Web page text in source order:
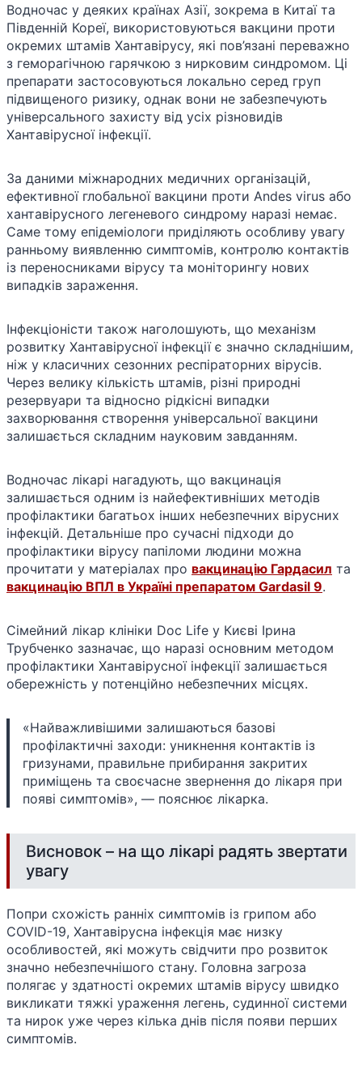
Водночас у деяких країнах Азії, зокрема в Китаї та
Південній Кореї, використовуються вакцини проти
окремих штамів Хантавірусу, які пов’язані переважно
з геморагічною гарячкою з нирковим синдромом. Ці
препарати застосовуються локально серед груп
підвищеного ризику, однак вони не забезпечують
універсального захисту від усіх різновидів
Хантавірусної інфекції.
За даними міжнародних медичних організацій,
ефективної глобальної вакцини проти Andes virus або
хантавірусного легеневого синдрому наразі немає.
Саме тому епідеміологи приділяють особливу увагу
ранньому виявленню симптомів, контролю контактів
із переносниками вірусу та моніторингу нових
випадків зараження.
Інфекціоністи також наголошують, що механізм
розвитку Хантавірусної інфекції є значно складнішим,
ніж у класичних сезонних респіраторних вірусів.
Через велику кількість штамів, різні природні
резервуари та відносно рідкісні випадки
захворювання створення універсальної вакцини
залишається складним науковим завданням.
Водночас лікарі нагадують, що вакцинація
залишається одним із найефективніших методів
профілактики багатьох інших небезпечних вірусних
інфекцій. Детальніше про сучасні підходи до
профілактики вірусу папіломи людини можна
прочитати у матеріалах про вакцинацію Гардасил та
вакцинацію ВПЛ в Україні препаратом Gardasil 9.
Сімейний лікар клініки Doc Life у Києві Ірина
Трубченко зазначає, що наразі основним методом
профілактики Хантавірусної інфекції залишається
обережність у потенційно небезпечних місцях.
«Найважливішими залишаються базові
профілактичні заходи: уникнення контактів із
гризунами, правильне прибирання закритих
приміщень та своєчасне звернення до лікаря при
появі симптомів», — пояснює лікарка.
Висновок – на що лікарі радять звертати
увагу
Попри схожість ранніх симптомів із грипом або
COVID-19, Хантавірусна інфекція має низку
особливостей, які можуть свідчити про розвиток
значно небезпечнішого стану. Головна загроза
полягає у здатності окремих штамів вірусу швидко
викликати тяжкі ураження легень, судинної системи
та нирок уже через кілька днів після появи перших
симптомів.